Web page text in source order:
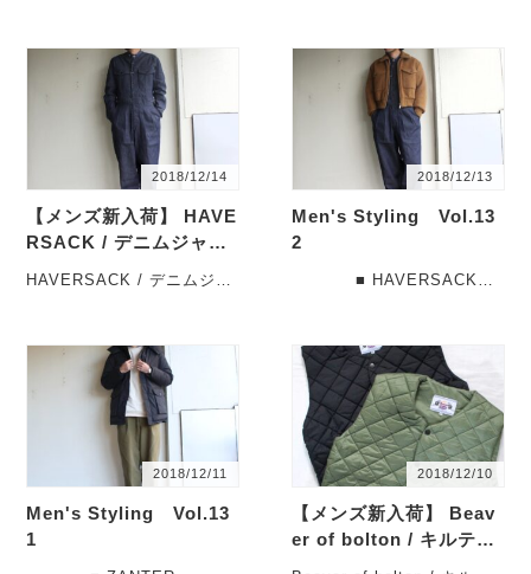
あ・・・
2018/12/14
【メンズ新入荷】 HAVE
RSACK / デニムジャン
HAVERSACK / デニムジャ
・・・
2018/12/13
Men's Styling Vol.13
2
■ HAVERSACK
（C・・・
2018/12/11
Men's Styling Vol.13
1
2018/12/10
【メンズ新入荷】 Beav
er of bolton / キルティ